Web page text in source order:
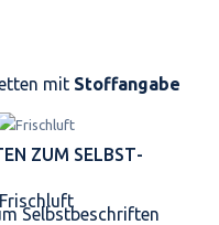
mit Stoffangabe
ZUM SELBST­
Selbstbeschriften
Frischluft